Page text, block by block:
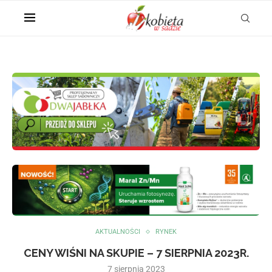
AKTUALNOŚCI RYNEK
CENY WIŚNI NA SKUPIE – 7 SIERPNIA 2023R.
7 sierpnia 2023